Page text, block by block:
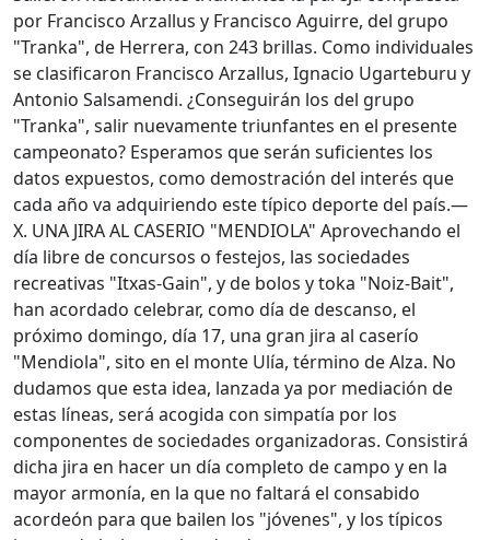
por Francisco Arzallus y Francisco Aguirre, del grupo
"Tranka", de Herrera, con 243 brillas. Como individuales
se clasificaron Francisco Arzallus, Ignacio Ugarteburu y
Antonio Salsamendi. ¿Conseguirán los del grupo
"Tranka", salir nuevamente triunfantes en el presente
campeonato? Esperamos que serán suficientes los
datos expuestos, como demostración del interés que
cada año va adquiriendo este típico deporte del país.—
X. UNA JIRA AL CASERIO "MENDIOLA" Aprovechando el
día libre de concursos o festejos, las sociedades
recreativas "Itxas-Gain", y de bolos y toka "Noiz-Bait",
han acordado celebrar, como día de descanso, el
próximo domingo, día 17, una gran jira al caserío
"Mendiola", sito en el monte Ulía, término de Alza. No
dudamos que esta idea, lanzada ya por mediación de
estas líneas, será acogida con simpatía por los
componentes de sociedades organizadoras. Consistirá
dicha jira en hacer un día completo de campo y en la
mayor armonía, en la que no faltará el consabido
acordeón para que bailen los "jóvenes", y los típicos